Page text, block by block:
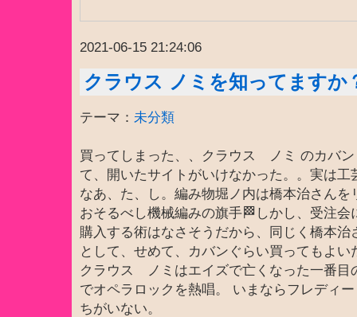
2021-06-15 21:24:06
クラウス ノミを知ってますか
テーマ： 未分類
買ってしまった、、クラウス ノミ のカバ
て、開いたサイトがいけなかった。。実は
なあ、た、し。編み物堀ノ内は橋本治さん
おそるべし機械編みの旗手🏁しかし、受注
購入する術はなさそうだから、同じく橋本
として、せめて、カバンぐらい買ってもよ
クラウス ノミはエイズで亡くなった一番目
でオペラロックを熱唱。 いまならフレディ
ちがいない。